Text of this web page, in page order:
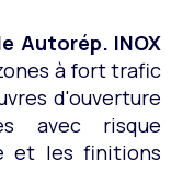
Autorép. INOX
à fort trafic
d'ouverture
avec risque
et les finitions